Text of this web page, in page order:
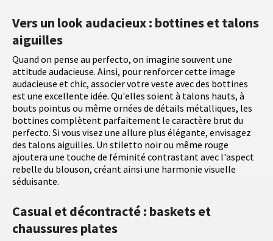
Vers un look audacieux : bottines et talons
aiguilles
Quand on pense au perfecto, on imagine souvent une
attitude audacieuse. Ainsi, pour renforcer cette image
audacieuse et chic, associer votre veste avec des bottines
est une excellente idée. Qu'elles soient à talons hauts, à
bouts pointus ou même ornées de détails métalliques, les
bottines complètent parfaitement le caractère brut du
perfecto. Si vous visez une allure plus élégante, envisagez
des talons aiguilles. Un stiletto noir ou même rouge
ajoutera une touche de féminité contrastant avec l'aspect
rebelle du blouson, créant ainsi une harmonie visuelle
séduisante.
Casual et décontracté : baskets et
chaussures plates